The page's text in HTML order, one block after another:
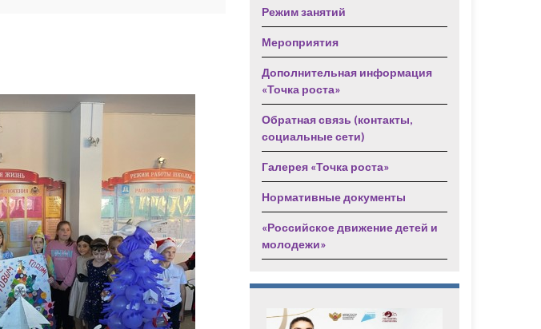
Режим занятий
Мероприятия
Дополнительная информация
«Точка роста»
Обратная связь (контакты,
социальные сети)
Галерея «Точка роста»
Нормативные документы
«Российское движение детей и
молодежи»